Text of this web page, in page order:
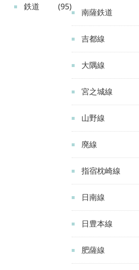
鉄道 (95)
南薩鉄道
吉都線
大隅線
宮之城線
山野線
廃線
指宿枕崎線
日南線
日豊本線
肥薩線